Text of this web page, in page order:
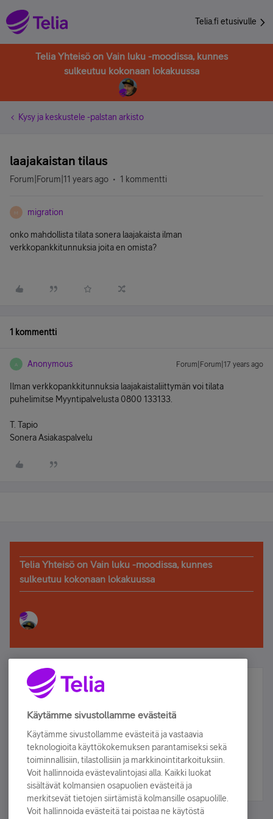
Telia.fi etusivulle
Telia Yhteisö on Vain luku -moodissa, kunnes
sulkeutuu kokonaan lokakuussa
Kysy ja keskustele -palstan arkisto
laajakaistan tilaus
Forum|Forum|11 years ago 1 kommentti
M migration
onko mahdollista tilata sonera laajakaista ilman
verkkopankkitunnuksia joita en omista?
1 kommentti
A Anonymous Forum|Forum|17 years ago
Ilman verkkopankkitunnuksia laajakaistaliittymän voi tilata
puhelimitse Myyntipalvelusta 0800 133133.
T. Tapio
Sonera Asiakaspalvelu
Telia Yhteisö on Vain luku -moodissa, kunnes
sulkeutuu kokonaan lokakuussa
Älä jää paitsi – osallistu ja voita!
Tilaa Telian uutiskirje ja olet mukana arvonnassa.
sähköpostiisi.
Tilaa nyt
Käytämme sivustollamme evästeitä
Käytämme sivustollamme evästeitä ja vastaavia
teknologioita käyttökokemuksen parantamiseksi sekä
toiminnallisiin, tilastollisiin ja markkinointitarkoituksiin.
Voit hallinnoida evästevalintojasi alla. Kaikki luokat
sisältävät kolmansien osapuolien evästeitä ja
merkitsevät tietojen siirtämistä kolmansille osapuolille.
Voit hallinnoida evästeitä tai poistaa ne käytöstä